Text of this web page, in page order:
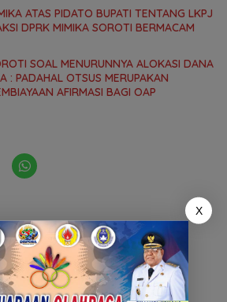
ATAS PIDATO BUPATI TENTANG LKPJ
DPRK MIMIKA SOROTI BERMACAM
SOAL MENURUNNYA ALOKASI DANA
: PADAHAL OTSUS MERUPAKAN
AFIRMASI BAGI OAP
C
l
o
s
h
a
r
e
o
n
X